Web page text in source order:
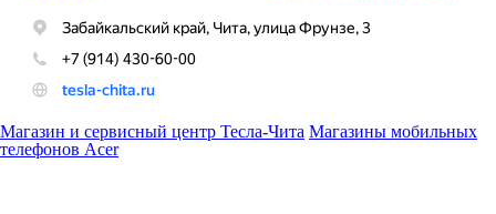
Магазин и сервисный центр Тесла-Чита Магазины мобильных
телефонов Acer